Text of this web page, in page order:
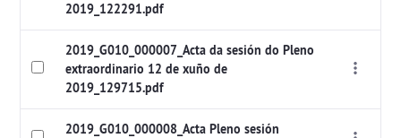
2019_122291.pdf
2019_G010_000007_Acta da sesión do Pleno
extraordinario 12 de xuño de
2019_129715.pdf
2019_G010_000008_Acta Pleno sesión